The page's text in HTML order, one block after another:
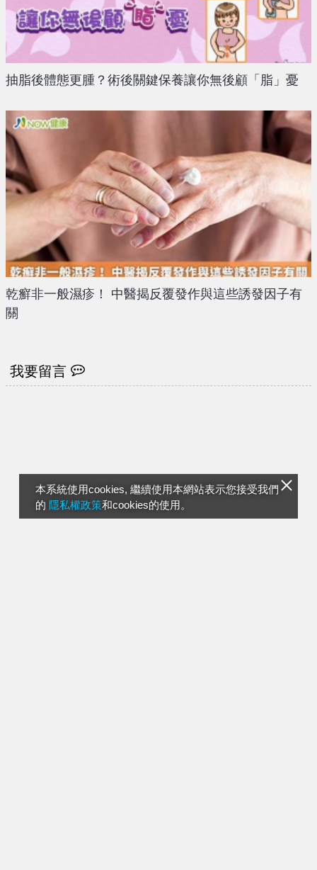
本系統使用cookies, 繼續使用本網站表示您接受我們
的 隱私權政策和cookies的使用。
抽脂後體態更腫？術後關鍵保養讓你無後顧「脂」憂
乾癬非一般濕疹！ 中醫揭反覆發作與這些誘發因子有
關
我要留言